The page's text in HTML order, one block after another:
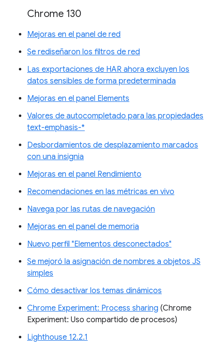
Chrome 130
Mejoras en el panel de red
Se rediseñaron los filtros de red
Las exportaciones de HAR ahora excluyen los
datos sensibles de forma predeterminada
Mejoras en el panel Elements
Valores de autocompletado para las propiedades
text-emphasis-*
Desbordamientos de desplazamiento marcados
con una insignia
Mejoras en el panel Rendimiento
Recomendaciones en las métricas en vivo
Navega por las rutas de navegación
Mejoras en el panel de memoria
Nuevo perfil "Elementos desconectados"
Se mejoró la asignación de nombres a objetos JS
simples
Cómo desactivar los temas dinámicos
Chrome Experiment: Process sharing (Chrome
Experiment: Uso compartido de procesos)
Lighthouse 12.2.1